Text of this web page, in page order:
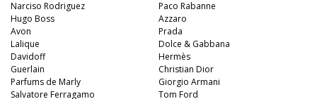
Narciso Rodriguez
Hugo Boss
Avon
Lalique
Davidoff
Paco Rabanne
Azzaro
Prada
Dolce & Gabbana
Hermès
Guerlain
Parfums de Marly
Salvatore Ferragamo
Christian Dior
Giorgio Armani
Tom Ford